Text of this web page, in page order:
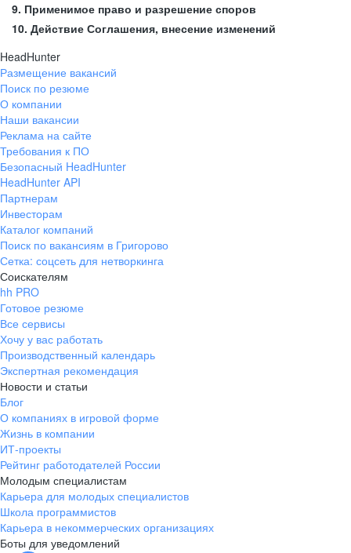
9. Применимое право и разрешение споров
10. Действие Соглашения, внесение изменений
HeadHunter
Размещение вакансий
Поиск по резюме
О компании
Наши вакансии
Реклама на сайте
Требования к ПО
Безопасный HeadHunter
HeadHunter API
Партнерам
Инвесторам
Каталог компаний
Поиск по вакансиям в Григорово
Сетка: соцсеть для нетворкинга
Соискателям
hh PRO
Готовое резюме
Все сервисы
Хочу у вас работать
Производственный календарь
Экспертная рекомендация
Новости и статьи
Блог
О компаниях в игровой форме
Жизнь в компании
ИТ-проекты
Рейтинг работодателей России
Молодым специалистам
Карьера для молодых специалистов
Школа программистов
Карьера в некоммерческих организациях
Боты для уведомлений